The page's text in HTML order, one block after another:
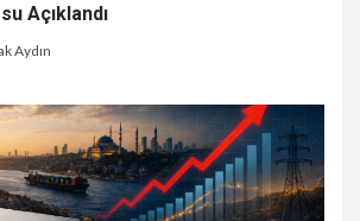
Açıklandı
Aydın